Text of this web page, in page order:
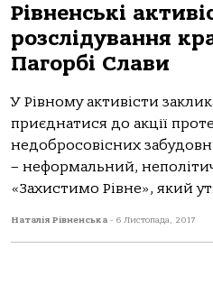
Рівненські
розслідування
Пагорбі Слави
У Рівному активісти
приєднатися до акції
недобросовісних
– неформальний,
«Захистимо Рівне», який
Наталія Рівненська - 6 Листопада, 2017